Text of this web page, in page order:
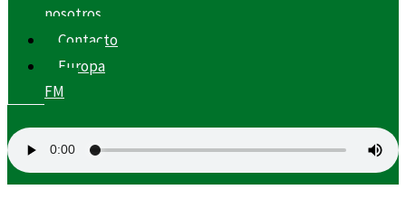
nosotros
Contacto
Europa
FM